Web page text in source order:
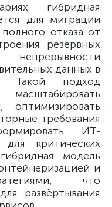
гибридная
для миграции
отказа от
резервных
непрерывности
данных в
Такой подход
оптимизировать
требования
ИТ-
критических
модель
и
что
развёртывания